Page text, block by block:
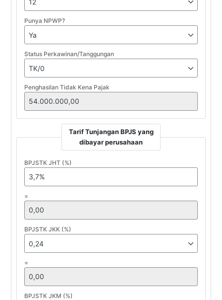
Punya NPWP?
Status Perkawinan/Tanggungan
Penghasilan Tidak Kena Pajak
Tarif Tunjangan BPJS yang
dibayar perusahaan
BPJSTK JHT (%)
=
BPJSTK JKK (%)
=
BPJSTK JKM (%)